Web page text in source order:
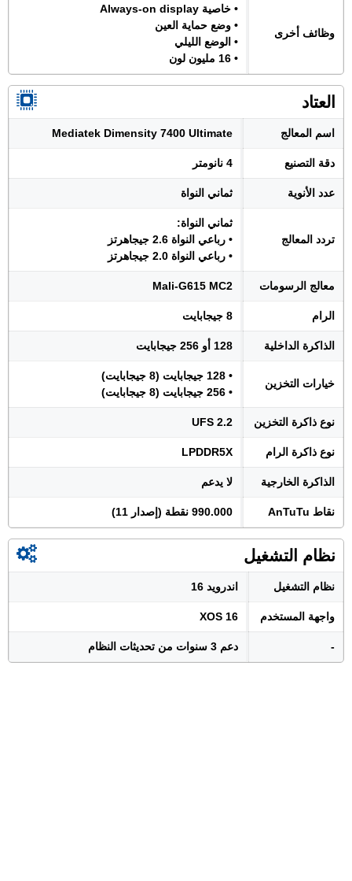
وظائف أخرى
• خاصية Always-on display
• وضع حماية العين
• الوضع الليلي
• 16 مليون لون
العتاد
اسم المعالج Mediatek Dimensity 7400 Ultimate
دقة التصنيع 4 نانومتر
عدد الأنوية ثماني النواة
تردد المعالج
ثماني النواة:
• رباعي النواة 2.6 جيجاهرتز
• رباعي النواة 2.0 جيجاهرتز
معالج الرسومات Mali-G615 MC2
الرام 8 جيجابايت
الذاكرة الداخلية 128 أو 256 جيجابايت
خيارات التخزين
• 128 جيجابايت (8 جيجابايت)
• 256 جيجابايت (8 جيجابايت)
نوع ذاكرة التخزين UFS 2.2
نوع ذاكرة الرام LPDDR5X
الذاكرة الخارجية لا يدعم
نقاط AnTuTu 990.000 نقطة (إصدار 11)
نظام التشغيل
نظام التشغيل اندرويد 16
واجهة المستخدم XOS 16
- دعم 3 سنوات من تحديثات النظام